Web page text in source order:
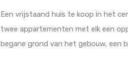
Een vrijstaand huis te koop in het
twee appartementen met elk een
begane grond van het gebouw, een